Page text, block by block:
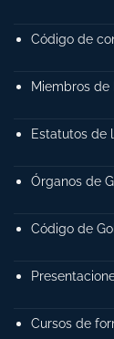
Código de
Miembros de
Estatutos de
Órganos de
Código de
Cursos de